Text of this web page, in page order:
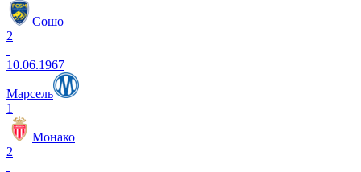
Сошо
2
10.06.1967
Марсель
1
Монако
2